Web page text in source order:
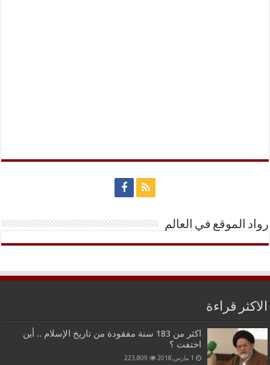
رواد الموقع في العالم
الاكثر قراءة
اكثر من 183 سنة مفقودة من تاريخ الإسلام .. أين
اختفت ؟
1 مارس,2018 223,809